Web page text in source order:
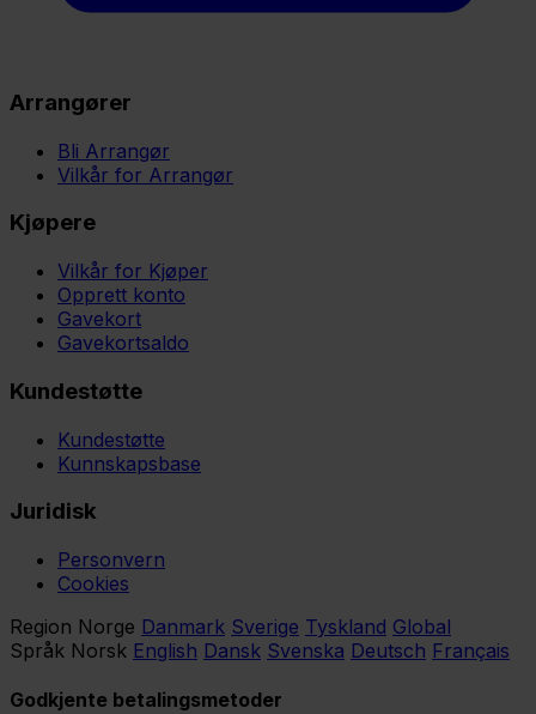
Arrangører
Bli Arrangør
Vilkår for Arrangør
Kjøpere
Vilkår for Kjøper
Opprett konto
Gavekort
Gavekortsaldo
Kundestøtte
Kundestøtte
Kunnskapsbase
Juridisk
Personvern
Cookies
Region Norge Danmark Sverige Tyskland Global
Språk Norsk English Dansk Svenska Deutsch Français
Godkjente betalingsmetoder